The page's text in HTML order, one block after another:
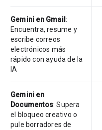
Gemini en Gmail :
Encuentra, resume y
escribe correos
electrónicos más
rápido con ayuda de la
IA
Gemini en
Documentos: Supera
el bloqueo creativo o
pule borradores de